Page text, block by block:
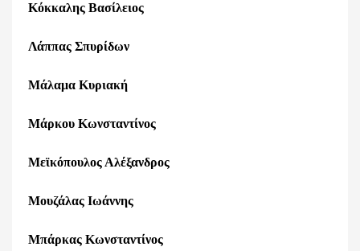
Κόκκαλης Βασίλειος
Λάππας Σπυρίδων
Μάλαμα Κυριακή
Μάρκου Κωνσταντίνος
Μεϊκόπουλος Αλέξανδρος
Μουζάλας Ιωάννης
Μπάρκας Κωνσταντίνος